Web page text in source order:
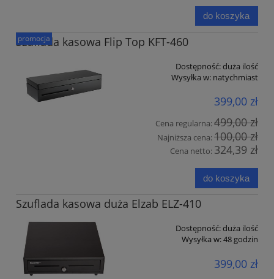
do koszyka
Szuflada kasowa Flip Top KFT-460
Dostępność:duża ilość
Wysyłka w: natychmiast
399,00 zł
Cena regularna:499,00 zł
Najniższa cena:100,00 zł
Cena netto: 324,39 zł
do koszyka
promocja
Szuflada kasowa duża Elzab ELZ-410
Dostępność:duża ilość
Wysyłka w:48 godzin
399,00 zł